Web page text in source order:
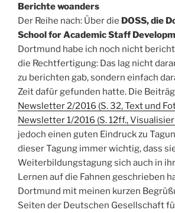
Berichte woanders
Der Reihe nach: Über die DOSS, die
School for Academic Staff
Dortmund habe ich noch nicht
die Rechtfertigung: Das lag nicht
zu berichten gab, sondern einfach
Zeit dafür gefunden hatte. Die
Newsletter 2/2016 (S. 32, Text und
Newsletter 1/2016 (S. 12ff.,
jedoch einen guten Eindruck zu
dieser Tagung immer wichtig, dass
Weiterbildungstagung sich auch in
Lernen auf die Fahnen geschrieben
Dortmund mit meinen kurzen
Seiten der Deutschen Gesellschaft